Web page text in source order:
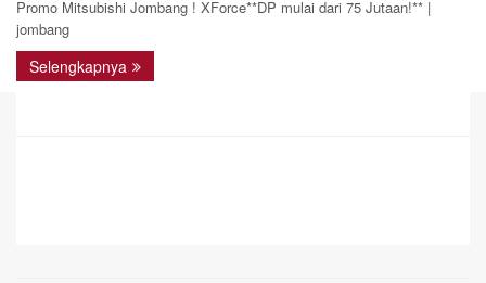
Promo Mitsubishi Jombang ! XForce**DP mulai dari 75 Jutaan!** |
jombang
Selengkapnya